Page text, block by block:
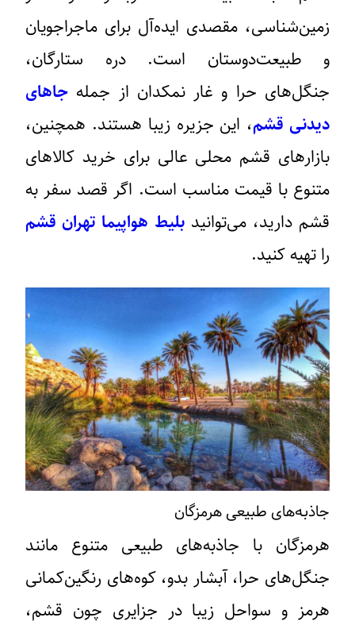
زمین‌شناسی، مقصدی ایده‌آل برای ماجراجویان
و طبیعت‌دوستان است. دره ستارگان،
جنگل‌های حرا و غار نمکدان از جمله جاهای
دیدنی قشم، این جزیره زیبا هستند. همچنین،
بازارهای قشم محلی عالی برای خرید کالاهای
متنوع با قیمت مناسب است. اگر قصد سفر به
قشم دارید، می‌توانیدبلیط هواپیما تهران قشم
را تهیه کنید.
جاذبه‌های طبیعی هرمزگان
هرمزگان با جاذبه‌های طبیعی متنوع مانند
جنگل‌های حرا، آبشار بدو، کوه‌های رنگین‌کمانی
هرمز و سواحل زیبا در جزایری چون قشم،